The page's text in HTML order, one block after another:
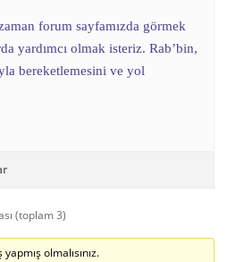
forum sayfamızda görmek
yardımcı olmak isteriz. Rab’bin,
bereketlemesini ve yol
(toplam 3)
olmalısınız.